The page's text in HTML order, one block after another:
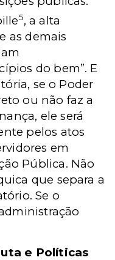
5, a alta
as demais
do bem”. E
se o Poder
ou não faz a
ele será
pelos atos
em
Pública. Não
que separa a
Se o
e Políticas